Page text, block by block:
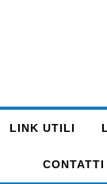
LINK UTILI
CONTATTI